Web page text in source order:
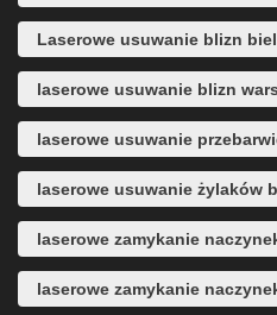
Laserowe usuwanie blizn
laserowe usuwanie blizn
laserowe usuwanie
laserowe usuwanie żylaków
laserowe zamykanie
laserowe zamykanie